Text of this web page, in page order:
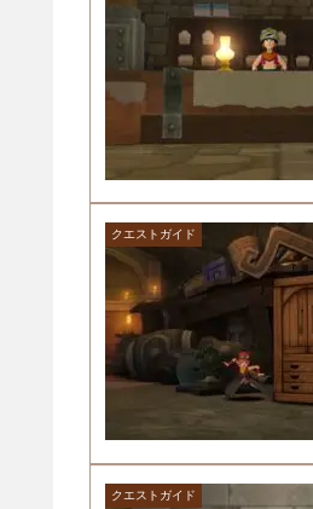
クエストガイド
クエストガイド